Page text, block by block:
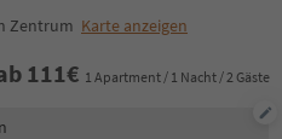
Zentrum Karte anzeigen
111€ 1 Apartment / 1 Nacht / 2 Gäste